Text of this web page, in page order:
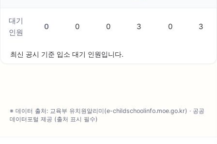
대기
인원
0 0 0 3 0 3
최신 공시 기준 입소 대기 인원입니다.
※ 데이터 출처: 교육부 유치원알리미(e-childschoolinfo.moe.go.kr) · 공공
데이터포털 제공 (출처 표시 필수)